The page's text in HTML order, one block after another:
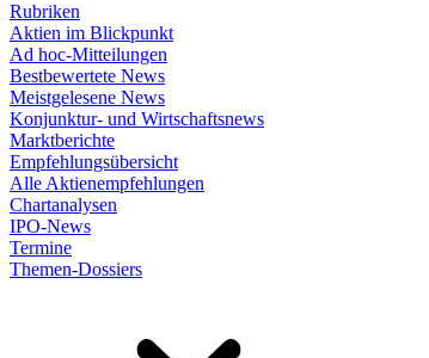
Rubriken
Aktien im Blickpunkt
Ad hoc-Mitteilungen
Bestbewertete News
Meistgelesene News
Konjunktur- und Wirtschaftsnews
Marktberichte
Empfehlungsübersicht
Alle Aktienempfehlungen
Chartanalysen
IPO-News
Termine
Themen-Dossiers